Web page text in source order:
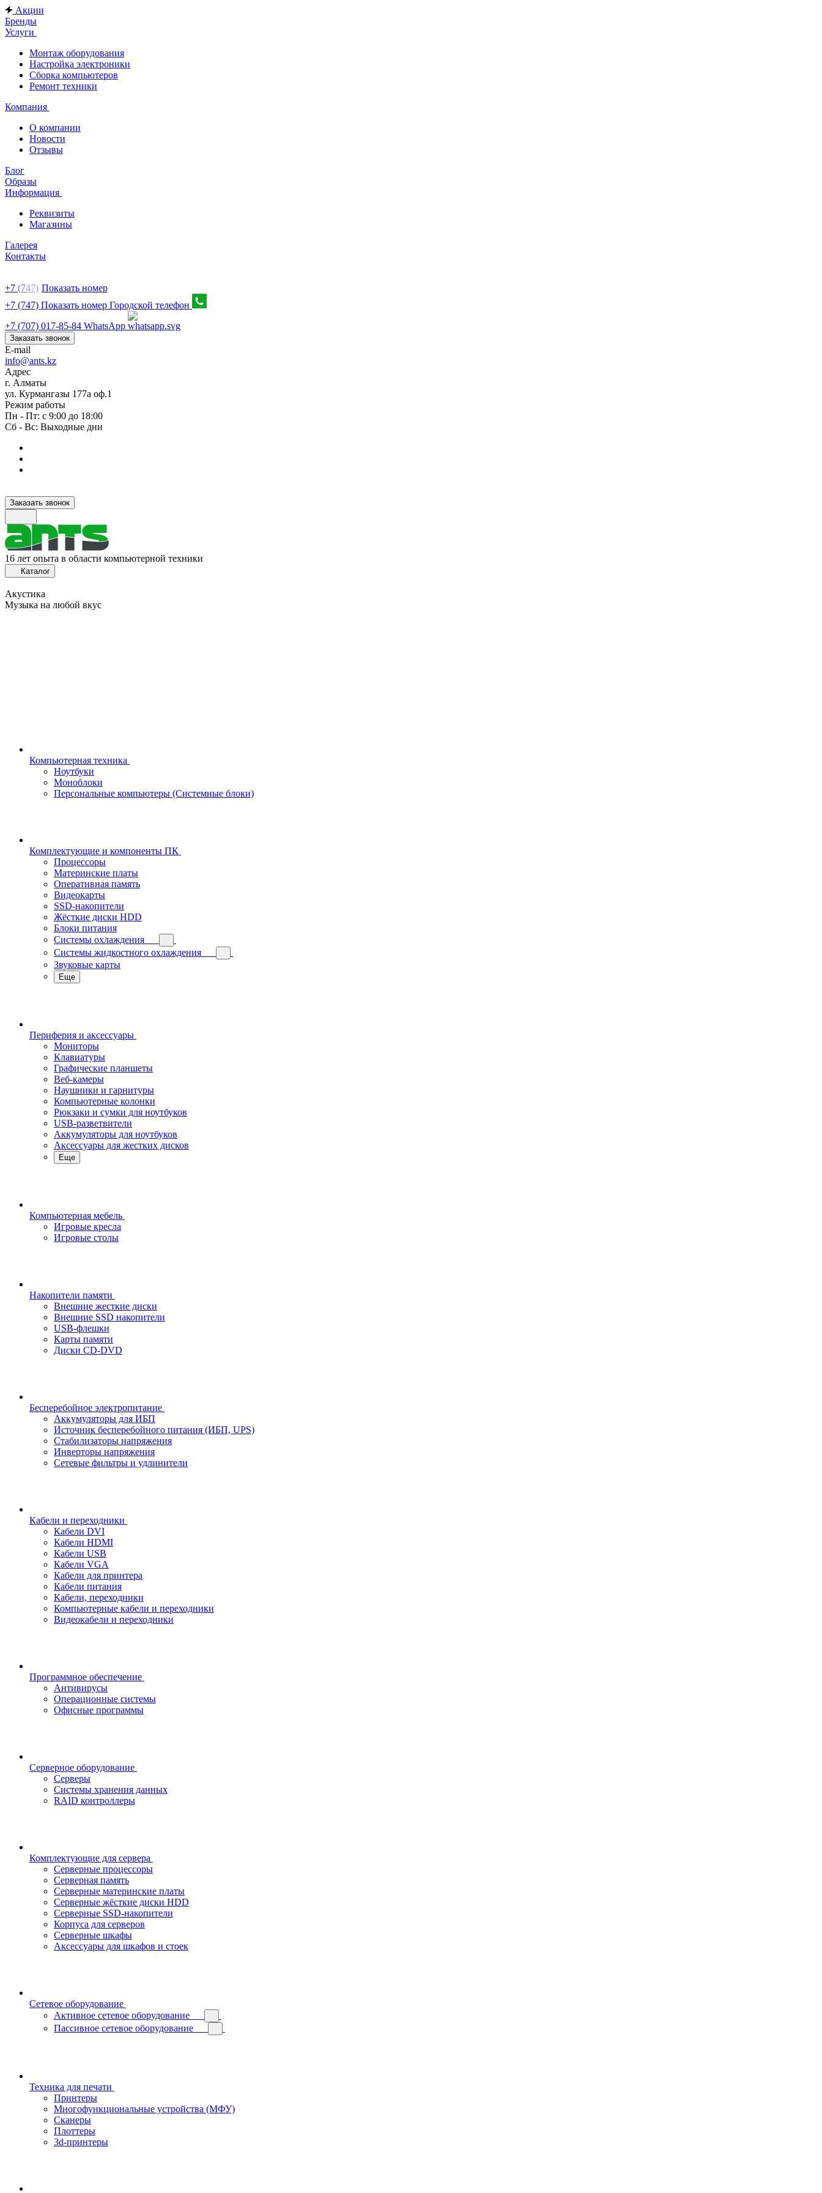
Акции
Бренды
Услуги
Монтаж оборудования
Настройка электроники
Сборка компьютеров
Ремонт техники
Компания
О компании
Новости
Отзывы
Блог
Образы
Информация
Реквизиты
Магазины
Галерея
Контакты
+7 (747) Показать номер
+7 (747) Показать номер Городской телефон
+7 (707) 017-85-84 WhatsApp
Заказать звонок
E-mail
info@ants.kz
Адрес
г. Алматы
ул. Курмангазы 177а оф.1
Режим работы
Пн - Пт: с 9:00 до 18:00
Сб - Вс: Выходные дни
Заказать звонок
16 лет опыта в области компьютерной техники
Каталог
Акустика
Музыка на любой вкус
Компьютерная техника
Ноутбуки
Моноблоки
Персональные компьютеры (Системные блоки)
Комплектующие и компоненты ПК
Процессоры
Материнские платы
Оперативная память
Видеокарты
SSD-накопители
Жёсткие диски HDD
Блоки питания
Системы охлаждения
Системы жидкостного охлаждения
Звуковые карты
Еще
Периферия и аксессуары
Мониторы
Клавиатуры
Графические планшеты
Веб-камеры
Наушники и гарнитуры
Компьютерные колонки
Рюкзаки и сумки для ноутбуков
USB-разветвители
Аккумуляторы для ноутбуков
Аксессуары для жестких дисков
Еще
Компьютерная мебель
Игровые кресла
Игровые столы
Накопители памяти
Внешние жесткие диски
Внешние SSD накопители
USB-флешки
Карты памяти
Диски CD-DVD
Бесперебойное электропитание
Аккумуляторы для ИБП
Источник бесперебойного питания (ИБП, UPS)
Стабилизаторы напряжения
Инверторы напряжения
Сетевые фильтры и удлинители
Кабели и переходники
Кабели DVI
Кабели HDMI
Кабели USB
Кабели VGA
Кабели для принтера
Кабели питания
Кабели, переходники
Компьютерные кабели и переходники
Видеокабели и переходники
Программное обеспечение
Антивирусы
Операционные системы
Офисные программы
Серверное оборудование
Серверы
Системы хранения данных
RAID контроллеры
Комплектующие для сервера
Серверные процессоры
Серверная память
Серверные материнские платы
Серверные жёсткие диски HDD
Серверные SSD-накопители
Корпуса для серверов
Серверные шкафы
Аксессуары для шкафов и стоек
Сетевое оборудование
Активное сетевое оборудование
Пассивное сетевое оборудование
Техника для печати
Принтеры
Многофункциональные устройства (МФУ)
Сканеры
Плоттеры
3d-принтеры